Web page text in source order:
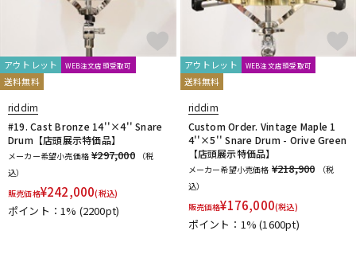
管楽器 その他楽器
DJ機器 DTM
DTM オンライン納品 レコーディング機器
アウトレット WEB注文店頭受取可
送料無料
riddim
#19. Cast Bronze 14''×4'' Snare
Drum【店頭展示特価品】
メーカー希望小売価格 ¥297,000
（税
込）
販売価格¥242,000(税込)
ポイント：1% (2200pt)
アウトレット WEB注文店頭受取可
送料無料
riddim
Custom Order. Vintage Maple 1
4''×5'' Snare Drum - Orive Green
【店頭展示特価品】
メーカー希望小売価格 ¥218,900
（税
込）
販売価格¥176,000(税込)
ポイント：1%(1600pt)